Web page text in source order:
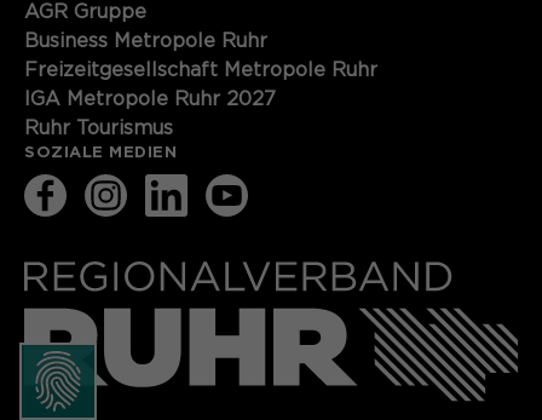
AGR Gruppe
Business Metropole Ruhr
Freizeitgesellschaft Metropole Ruhr
IGA Metropole Ruhr 2027
Ruhr Tourismus
SOZIALE MEDIEN